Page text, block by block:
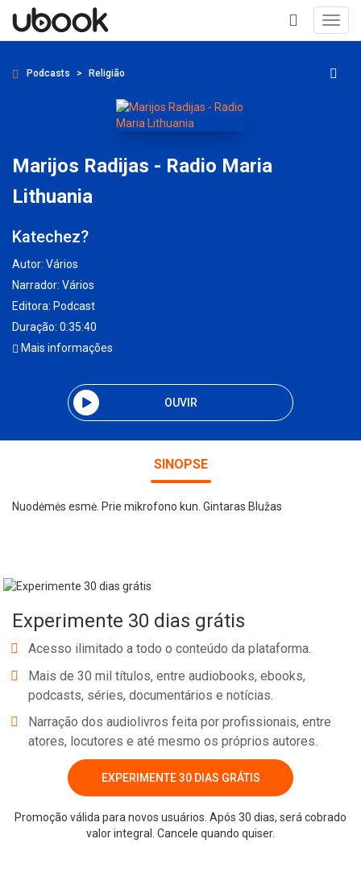
+
Podcasts Religião
Marijos Radijas - Radio Maria
Lithuania
Katechez?
Autor: Vários
Narrador: Vários
Editora: Podcast
Duração: 0:35:40
Mais informações
OUVIR
SINOPSE
Nuodėmės esmė. Prie mikrofono kun. Gintaras Blužas
Experimente 30 dias grátis
Acesso ilimitado a todo o conteúdo da plataforma.
Mais de 30 mil títulos, entre audiobooks, ebooks,
podcasts, séries, documentários e notícias.
Narração dos audiolivros feita por profissionais, entre
atores, locutores e até mesmo os próprios autores.
EXPERIMENTE 30 DIAS GRÁTIS
Promoção válida para novos usuários. Após 30 dias, será cobrado
valor integral. Cancele quando quiser.